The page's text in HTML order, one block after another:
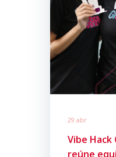
29 abr
Vibe Hack
reúne